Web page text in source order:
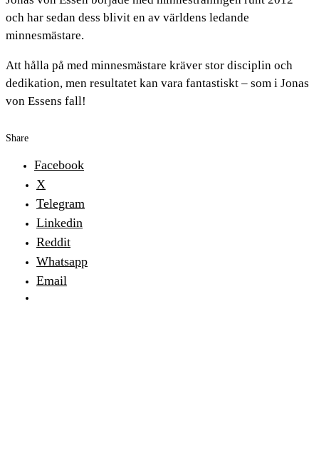
och har sedan dess blivit en av världens ledande
minnesmästare.
Att hålla på med minnesmästare kräver stor disciplin och
dedikation, men resultatet kan vara fantastiskt – som i Jonas
von Essens fall!
Share
Facebook
X
Telegram
Linkedin
Reddit
Whatsapp
Email